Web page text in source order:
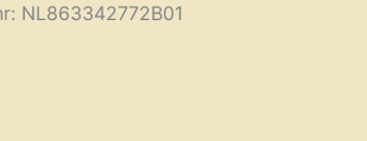
NL863342772B01